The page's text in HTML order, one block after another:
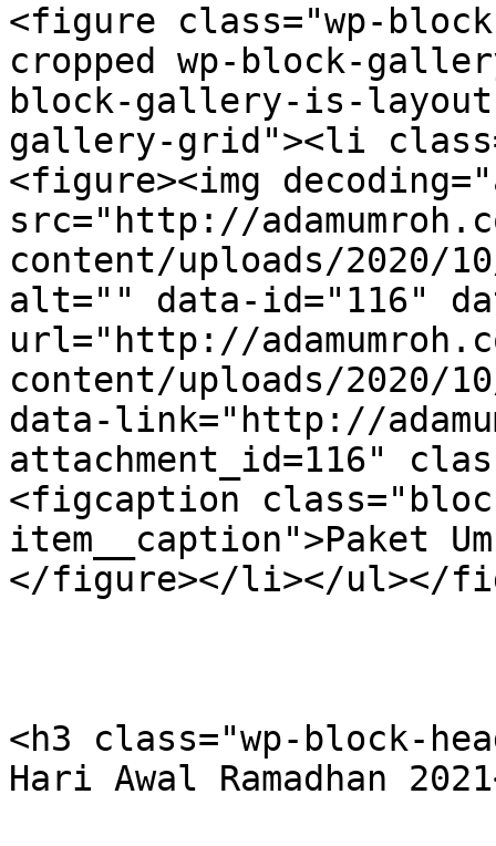
<figure class="wp-
cropped wp-block-
block-gallery-is-
gallery-grid"><li
<figure><img
src="http://
content/uploads/2020/
alt="" data-id="116"
url="http://
content/uploads/2020/
data-link="http://
attachment_id=116"
<figcaption
item__caption">Paket
</figure></li></ul></
<h3 class="wp-block-
Hari Awal Ramadhan